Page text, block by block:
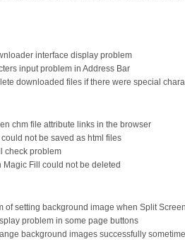
interface display problem
input problem in Address Bar
downloaded files if there were special
chm file attribute links in the browser
not be saved as html files
check problem
Magic Fill could not be deleted
of setting background image when Split Screen
problem in some page buttons
background images successfully